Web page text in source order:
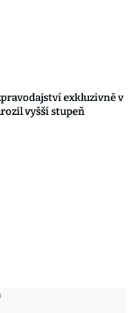
exkluzivně v
vyšší stupeň